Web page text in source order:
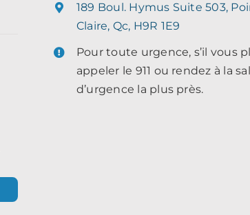
189 Boul. Hymus Suite 503,
Claire, Qc, H9R 1E9
Pour toute urgence, s’il vous
appeler le 911 ou rendez à la
d’urgence la plus près.